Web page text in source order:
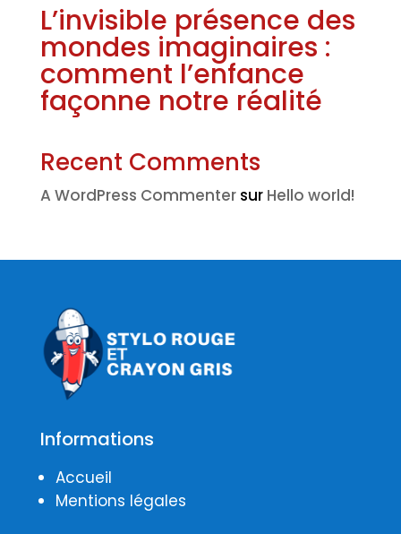
L’invisible présence des
mondes imaginaires :
comment l’enfance
façonne notre réalité
Recent Comments
A WordPress Commentersur Hello world!
Informations
Accueil
Mentions légales